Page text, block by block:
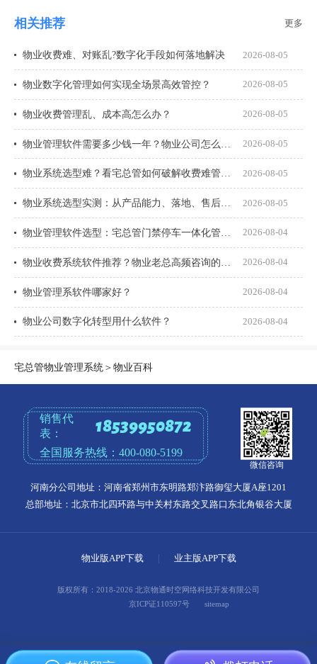
相关推荐 更多
物业收费难、对账乱?数字化手段如何落地解决 2026-08-05
物业数字化管理如何实现全场景高效管控？ 2026-08-05
物业收费管理乱、成本高怎么办？ 2026-08-05
2026-08-05
物业系统选型难？看宅总管如何破解收费难管理乱 2026-08-05
2026-08-05
2026-08-04
2026-08-04
物业管理系软件哪家好？ 2026-08-04
物业公司数字化转型用什么软件？ 2026-08-04
宅总管物业管理系统＞物业百科
销售代
表：
18539950872
全国服务热线：400-080-5199
微信咨询
河南分公司地址：河南省郑州市东明路郑汴路御玺大厦A座1201
总部地址：北京市北四环路与中关村东路交叉路口东北角银谷大厦
物业版APP下载 业主版APP下载
版权所有：2018-2026 北京物通时空网络科技开发有限公司
京ICP证110597号 sitemap